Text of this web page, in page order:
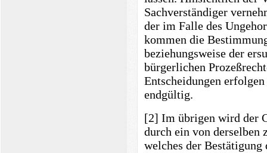
Sachverständiger
der im Falle des
kommen die
beziehungsweise der
bürgerlichen
Entscheidungen
endgültig.
[2] Im übrigen wird der
durch ein von derselben
welches der Bestätigung